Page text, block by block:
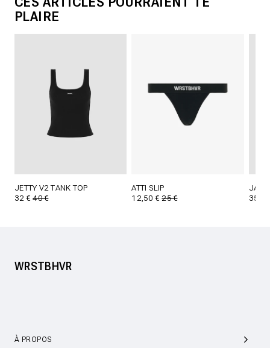
PLAIRE
JETTY V2 TANK TOP
32 €40 €
ATTI SLIP
12,50 €25 €
35 €
WRSTBHVR
À PROPOS